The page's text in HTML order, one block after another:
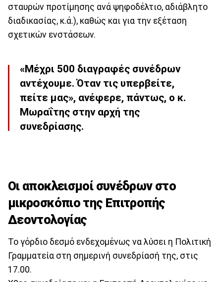
σταυρών προτίμησης ανά ψηφοδέλτιο, αδιάβλητο
διαδικασίας, κ.ά.), καθώς και για την εξέταση
σχετικών ενστάσεων.
«Μέχρι 500 διαγραφές συνέδρων
αντέχουμε. Όταν τις υπερβείτε,
πείτε μας», ανέφερε, πάντως, ο κ.
Μωραΐτης στην αρχή της
συνεδρίασης.
Οι αποκλεισμοί συνέδρων στο
μικροσκόπιο της Επιτροπής
Δεοντολογίας
Το γόρδιο δεσμό ενδεχομένως να λύσει η Πολιτική
Γραμματεία στη σημερινή συνεδρίασή της, στις
17.00.